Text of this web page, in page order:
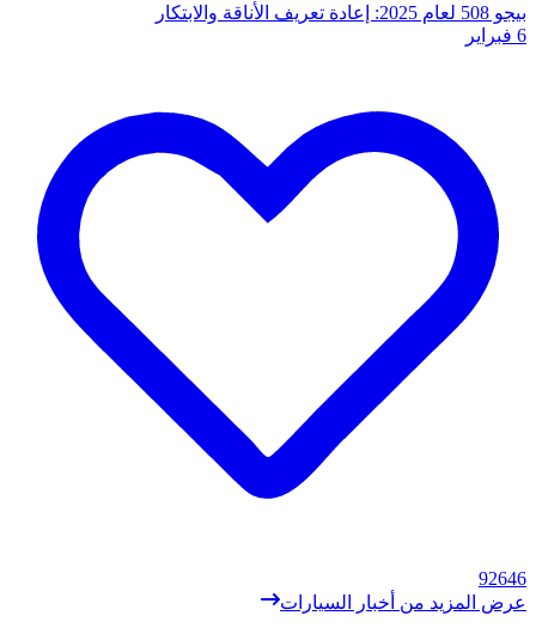
بيجو 508 لعام 2025: إعادة تعريف الأناقة والابتكار
6 فبراير
92646
عرض المزيد من أخبار السيارات